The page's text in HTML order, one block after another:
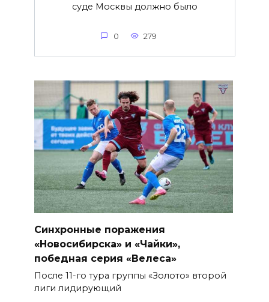
суде Москвы должно было
0 279
Синхронные поражения
«Новосибирска» и «Чайки»,
победная серия «Велеса»
После 11-го тура группы «Золото» второй
лиги лидирующий